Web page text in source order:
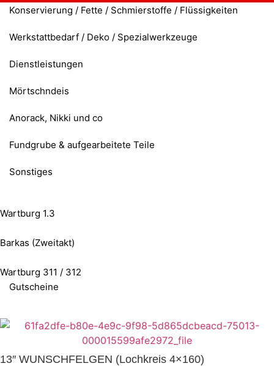
Konservierung / Fette / Schmierstoffe / Flüssigkeiten
Werkstattbedarf / Deko / Spezialwerkzeuge
Dienstleistungen
Mörtschndeis
Anorack, Nikki und co
Fundgrube & aufgearbeitete Teile
Sonstiges
Wartburg 1.3
Barkas (Zweitakt)
Wartburg 311 / 312
Gutscheine
13″ WUNSCHFELGEN (Lochkreis 4×160)